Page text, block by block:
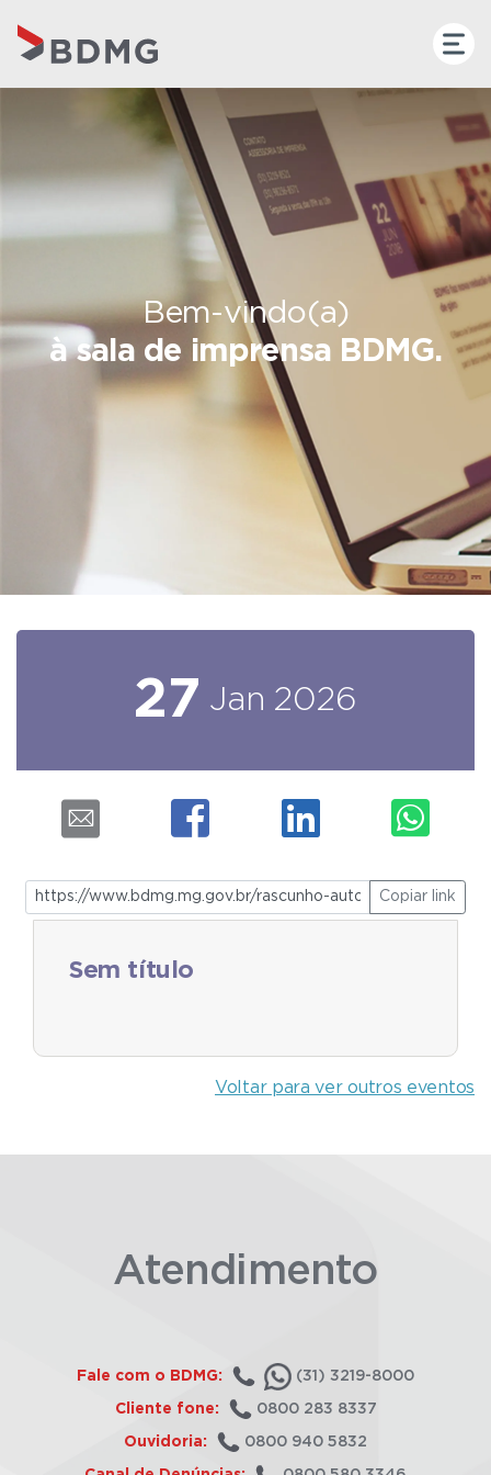
Bem-vindo(a)
à sala de imprensa BDMG.
27 Jan 2026
Copiar link
Sem título
Voltar para ver outros eventos
Atendimento
Fale com o BDMG: (31) 3219-8000
Cliente fone: 0800 283 8337
Ouvidoria: 0800 940 5832